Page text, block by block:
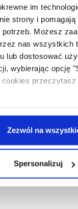
im
strony i
potrzeb. Możesz
nas wszystkich
lub dostosować
wybierając opcję
Zezwól na
Spersonalizuj
w El Presidente